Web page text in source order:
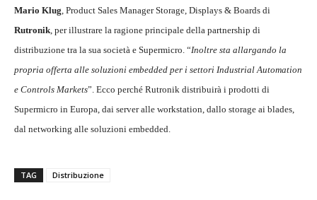
Mario Klug, Product Sales Manager Storage, Displays & Boards di
Rutronik, per illustrare la ragione principale della partnership di
distribuzione tra la sua società e Supermicro. “Inoltre sta allargando la
propria offerta alle soluzioni embedded per i settori Industrial Automation
e Controls Markets”. Ecco perché Rutronik distribuirà i prodotti di
Supermicro in Europa, dai server alle workstation, dallo storage ai blades,
dal networking alle soluzioni embedded.
TAG Distribuzione